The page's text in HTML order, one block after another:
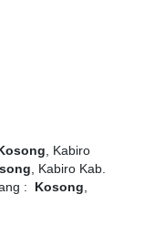
, Kabiro
, Kabiro Kab.
: Kosong